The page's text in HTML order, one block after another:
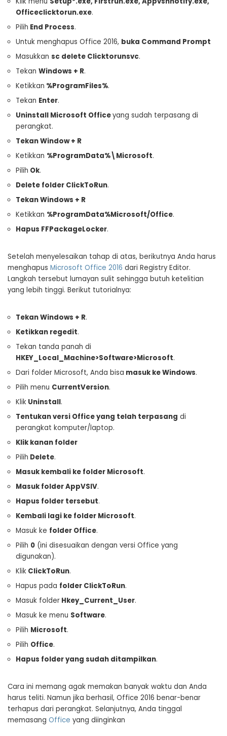
Officeclicktorun.exe.
Pilih End Process.
Untuk menghapus Office 2016, buka Command Prompt
Masukkan sc delete Clicktorunsvc.
Tekan Windows + R.
Ketikkan %ProgramFiles%.
Tekan Enter.
Uninstall Microsoft Officeyang sudah terpasang di
perangkat.
Tekan Window + R
Ketikkan %ProgramData%\Microsoft.
Pilih Ok.
Delete folder ClickToRun.
Tekan Windows + R
Ketikkan %ProgramData%Microsoft/Office.
Hapus FFPackageLocker.
Setelah menyelesaikan tahap di atas, berikutnya Anda harus
menghapus Microsoft Office 2016 dari Registry Editor.
Langkah tersebut lumayan sulit sehingga butuh ketelitian
yang lebih tinggi. Berikut tutorialnya:
Tekan Windows + R.
Ketikkan regedit.
Tekan tanda panah di
HKEY_Local_Machine>Software>Microsoft.
Dari folder Microsoft, Anda bisa masuk ke Windows.
Pilih menu CurrentVersion.
Klik Uninstall.
Tentukan versi Office yang telah terpasang di
perangkat komputer/laptop.
Klik kanan folder
Pilih Delete.
Masuk kembali ke folder Microsoft.
Masuk folder AppVSIV.
Hapus folder tersebut.
Kembali lagi ke folder Microsoft.
Masuk ke folder Office.
Pilih 0 (ini disesuaikan dengan versi Office yang
digunakan).
Klik ClickToRun.
Hapus pada folder ClickToRun.
Masuk folder Hkey_Current_User.
Masuk ke menu Software.
Pilih Microsoft.
Pilih Office.
Hapus folder yang sudah ditampilkan.
Cara ini memang agak memakan banyak waktu dan Anda
harus teliti. Namun jika berhasil, Office 2016 benar-benar
terhapus dari perangkat. Selanjutnya, Anda tinggal
memasang Office yang diinginkan